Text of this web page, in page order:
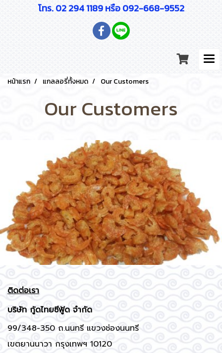
โทร. 02 294 1189 หรือ 092-668-9552
หน้าแรก แกลลอรี่ทั้งหมด Our Customers
Our Customers
ติดต่อเรา
บริษัท กู้ดไทยซีฟู้ด จำกัด
99/348-350 ถ.นนทรี แขวงช่องนนทรี
เขตยานนาวา กรุงเทพฯ 10120